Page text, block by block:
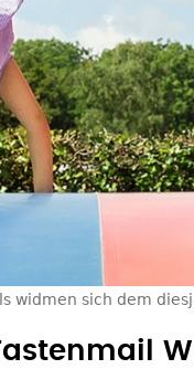
widmen sich dem